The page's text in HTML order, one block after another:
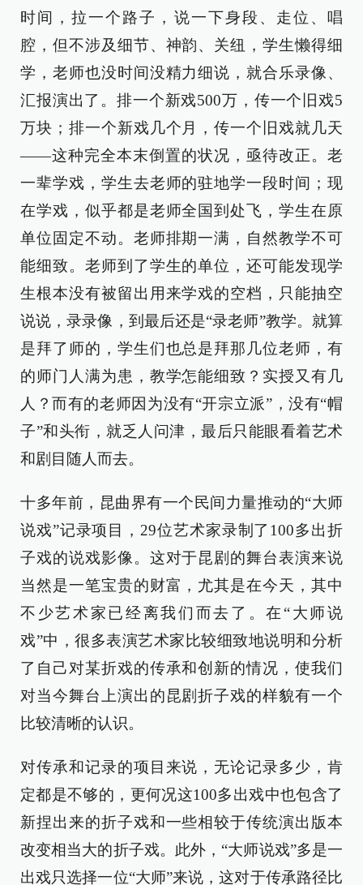
时间，拉一个路子，说一下身段、走位、唱
腔，但不涉及细节、神韵、关纽，学生懒得细
学，老师也没时间没精力细说，就合乐录像、
汇报演出了。排一个新戏500万，传一个旧戏5
万块；排一个新戏几个月，传一个旧戏就几天
——这种完全本末倒置的状况，亟待改正。老
一辈学戏，学生去老师的驻地学一段时间；现
在学戏，似乎都是老师全国到处飞，学生在原
单位固定不动。老师排期一满，自然教学不可
能细致。老师到了学生的单位，还可能发现学
生根本没有被留出用来学戏的空档，只能抽空
说说，录录像，到最后还是“录老师”教学。就算
是拜了师的，学生们也总是拜那几位老师，有
的师门人满为患，教学怎能细致？实授又有几
人？而有的老师因为没有“开宗立派”，没有“帽
子”和头衔，就乏人问津，最后只能眼看着艺术
和剧目随人而去。
十多年前，昆曲界有一个民间力量推动的“大师
说戏”记录项目，29位艺术家录制了100多出折
子戏的说戏影像。这对于昆剧的舞台表演来说
当然是一笔宝贵的财富，尤其是在今天，其中
不少艺术家已经离我们而去了。在“大师说
戏”中，很多表演艺术家比较细致地说明和分析
了自己对某折戏的传承和创新的情况，使我们
对当今舞台上演出的昆剧折子戏的样貌有一个
比较清晰的认识。
对传承和记录的项目来说，无论记录多少，肯
定都是不够的，更何况这100多出戏中也包含了
新捏出来的折子戏和一些相较于传统演出版本
改变相当大的折子戏。此外，“大师说戏”多是一
出戏只选择一位“大师”来说，这对于传承路径比